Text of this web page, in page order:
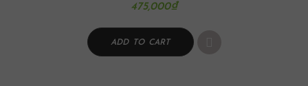
475,000₫
ADD TO CART